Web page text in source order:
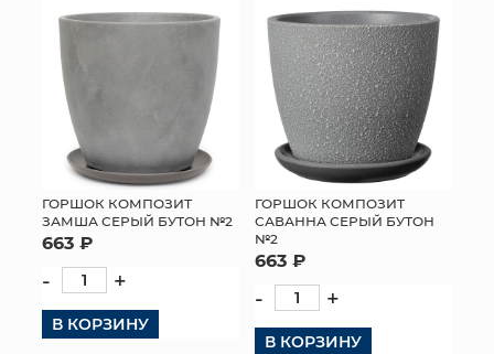
ГОРШОК КОМПОЗИТ
ЗАМША СЕРЫЙ БУТОН №2
663 ₽
- +
В КОРЗИНУ
ГОРШОК КОМПОЗИТ
САВАННА СЕРЫЙ БУТОН
№2
663 ₽
- +
В КОРЗИНУ